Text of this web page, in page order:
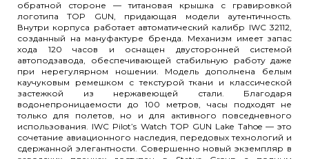
обратной стороне — титановая крышка с гравировкой
логотипа TOP GUN, придающая модели аутентичность.
Внутри корпуса работает автоматический калибр IWC 32112,
созданный на мануфактуре бренда. Механизм имеет запас
хода 120 часов и оснащен двусторонней системой
автоподзавода, обеспечивающей стабильную работу даже
при нерегулярном ношении. Модель дополнена белым
каучуковым ремешком с текстурой ткани и классической
застежкой из нержавеющей стали. Благодаря
водонепроницаемости до 100 метров, часы подходят не
только для полетов, но и для активного повседневного
использования. IWC Pilot’s Watch TOP GUN Lake Tahoe — это
сочетание авиационного наследия, передовых технологий и
сдержанной элегантности. Совершенно новый экземпляр в